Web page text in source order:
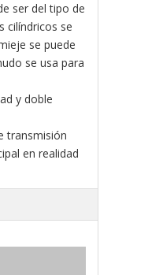
ser del tipo de
cilíndricos se
se puede
se usa para
y doble
transmisión
en realidad